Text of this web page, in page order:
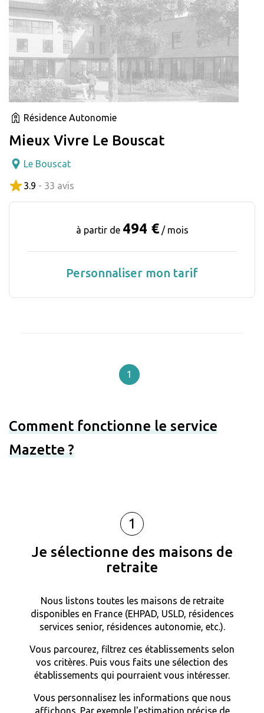
Résidence Autonomie
Mieux Vivre Le Bouscat
Le Bouscat
3.9 - 33 avis
à partir de 494 € / mois
Personnaliser mon tarif
1
Comment fonctionne le service
Mazette ?
1
Je sélectionne des maisons de
retraite
Nous listons toutes les maisons de retraite
disponibles en France (EHPAD, USLD, résidences
services senior, résidences autonomie, etc.).
Vous parcourez, filtrez ces établissements selon
vos critères. Puis vous faits une sélection des
établissements qui pourraient vous intéresser.
Vous personnalisez les informations que nous
affichons. Par exemple l'estimation précise de